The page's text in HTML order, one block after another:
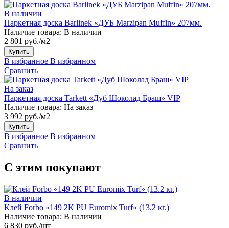
В наличии
Паркетная доска Barlinek «ДУБ Marzipan Muffin» 207мм.
Наличие товара: В наличии
2 801 руб./м2
Купить
В избранное В избранном
Сравнить
На заказ
Паркетная доска Tarkett «Дуб Шоколад Браш» VIP
Наличие товара: На заказ
3 992 руб./м2
Купить
В избранное В избранном
Сравнить
С этим покупают
В наличии
Клей Forbo «149 2K PU Euromix Turf» (13.2 кг.)
Наличие товара: В наличии
6 830 руб./шт